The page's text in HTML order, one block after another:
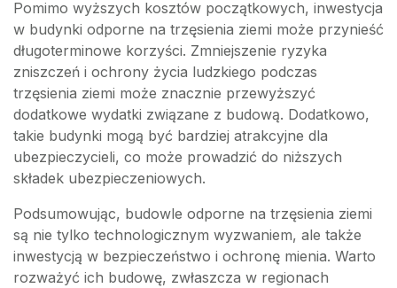
Pomimo wyższych kosztów początkowych, inwestycja
w budynki odporne na trzęsienia ziemi może przynieść
długoterminowe korzyści. Zmniejszenie ryzyka
zniszczeń i ochrony życia ludzkiego podczas
trzęsienia ziemi może znacznie przewyższyć
dodatkowe wydatki związane z budową. Dodatkowo,
takie budynki mogą być bardziej atrakcyjne dla
ubezpieczycieli, co może prowadzić do niższych
składek ubezpieczeniowych.
Podsumowując, budowle odporne na trzęsienia ziemi
są nie tylko technologicznym wyzwaniem, ale także
inwestycją w bezpieczeństwo i ochronę mienia. Warto
rozważyć ich budowę, zwłaszcza w regionach